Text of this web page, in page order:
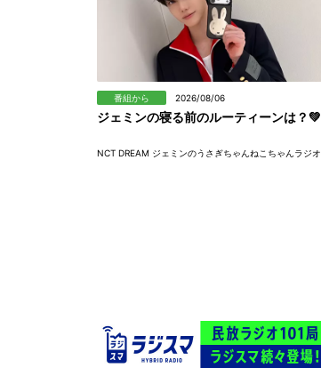
番組から 2026/08/06
ジェミンの寝る前のルーティーンは？💚
NCT DREAM ジェミンのうさぎちゃんねこちゃんラジオ